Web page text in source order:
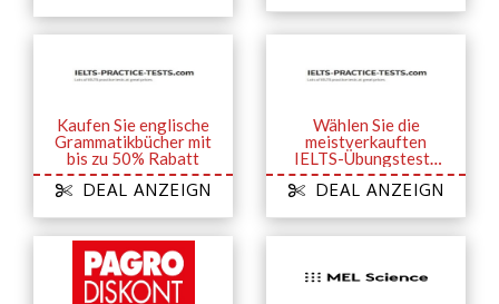
Kaufen Sie englische
Grammatikbücher mit
bis zu 50% Rabatt
DEAL ANZEIGN
Wählen Sie die
meistverkauften
IELTS-Übungstests
für unter 19€
DEAL ANZEIGN